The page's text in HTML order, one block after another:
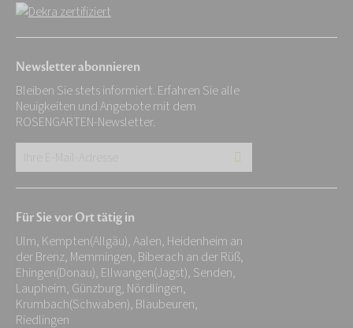
Newsletter abonnieren
Bleiben Sie stets informiert. Erfahren Sie alle
Neuigkeiten und Angebote mit dem
ROSENGARTEN-Newsletter.
Adresse:
*
Für Sie vor Ort tätig in
Ulm, Kempten(Allgäu), Aalen, Heidenheim an
der Brenz, Memmingen, Biberach an der Rüß,
Ehingen(Donau), Ellwangen(Jagst), Senden,
Laupheim, Günzburg, Nördlingen,
Krumbach(Schwaben), Blaubeuren,
Riedlingen